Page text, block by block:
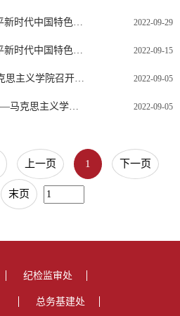
2022-09-29
2022-09-15
2022-09-05
2022-09-05
上一页 1 下一页
末页
纪检监审处
总务基建处